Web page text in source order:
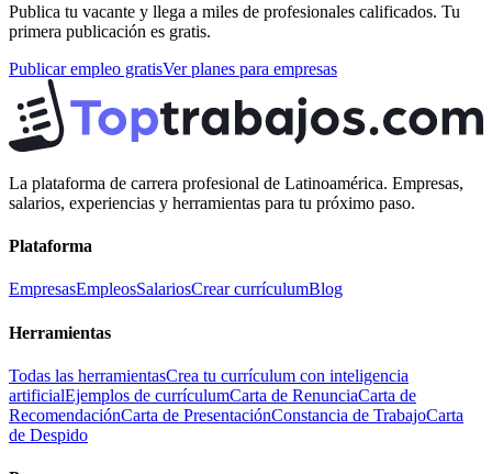
Publica tu vacante y llega a miles de profesionales calificados. Tu
primera publicación es gratis.
Publicar empleo gratisVer planes para empresas
La plataforma de carrera profesional de Latinoamérica. Empresas,
salarios, experiencias y herramientas para tu próximo paso.
Plataforma
EmpresasEmpleosSalariosCrear currículumBlog
Herramientas
Todas las herramientasCrea tu currículum con inteligencia
artificialEjemplos de currículumCarta de RenunciaCarta de
RecomendaciónCarta de PresentaciónConstancia de TrabajoCarta
de Despido